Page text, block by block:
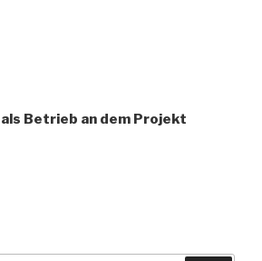
Betrieb an dem Projekt